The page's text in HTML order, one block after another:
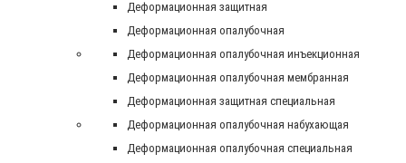
Деформационная защитная
Деформационная опалубочная
Деформационная опалубочная инъекционная
Деформационная опалубочная мембранная
Деформационная защитная специальная
Деформационная опалубочная набухающая
Деформационная опалубочная специальная